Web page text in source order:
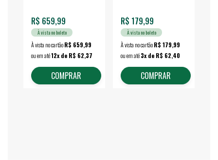
R$ 659,99
À vista no boleto
À vista no cartãoR$ 659,99
ou em até12x de R$ 62,37
COMPRAR
R$ 179,99
À vista no boleto
À vista no cartãoR$ 179,99
ou em até3x de R$ 62,40
COMPRAR